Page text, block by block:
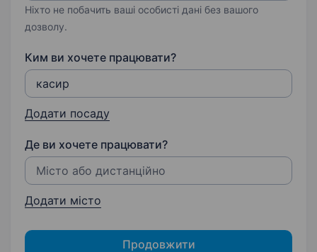
Ніхто не побачить ваші особисті дані без вашого
дозволу.
Ким ви хочете працювати?
Додати посаду
Де ви хочете працювати?
Додати місто
Продовжити